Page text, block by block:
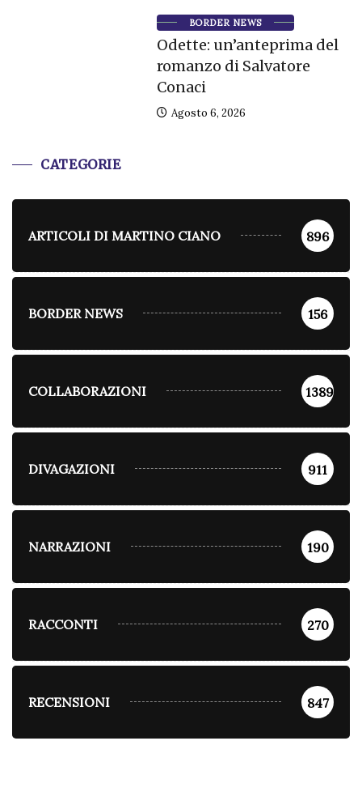
BORDER NEWS
Odette: un’anteprima del
romanzo di Salvatore
Conaci
Agosto 6, 2026
CATEGORIE
ARTICOLI DI MARTINO CIANO 896
BORDER NEWS 156
COLLABORAZIONI 1389
DIVAGAZIONI 911
NARRAZIONI 190
RACCONTI 270
RECENSIONI 847